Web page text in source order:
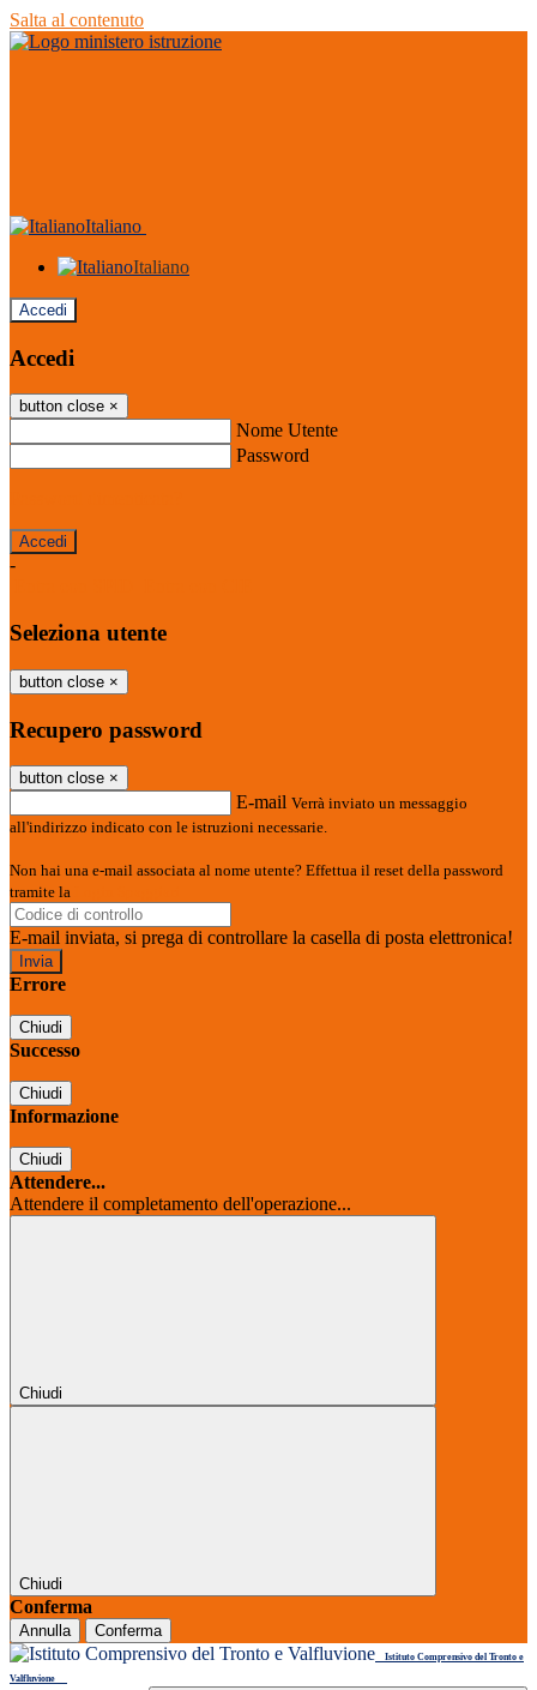
Salta al contenuto
Italiano
Italiano
Accedi
Accedi
button close ×
Nome Utente
Password
-
Seleziona utente
button close ×
Recupero password
button close ×
E-mail Verrà inviato un messaggio
all'indirizzo indicato con le istruzioni necessarie.
Non hai una e-mail associata al nome utente? Effettua il reset della password
tramite la
E-mail inviata, si prega di controllare la casella di posta elettronica!
Errore
Chiudi
Successo
Chiudi
Informazione
Chiudi
Attendere...
Attendere il completamento dell'operazione...
Chiudi
Chiudi
Conferma
Annulla Conferma
Istituto Comprensivo del Tronto e
Valfluvione